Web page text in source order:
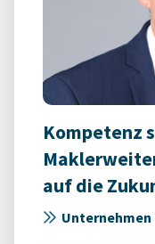
Kompetenz
auf die
Unternehmen